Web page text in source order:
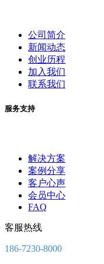
公司简介
新闻动态
创业历程
加入我们
联系我们
服务支持
解决方案
案例分享
客户心声
会员中心
FAQ
客服热线
186-7230-8000